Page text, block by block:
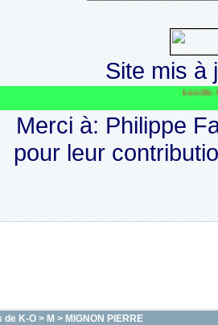
Site mis à
Le site
Merci à: Philippe
pour leur
de K-O > M > MIGNON PIERRE